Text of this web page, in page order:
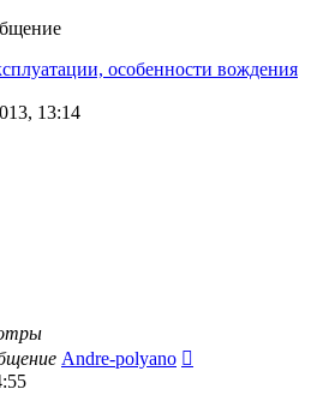
особенности вождения
13:14
Andre-polyano